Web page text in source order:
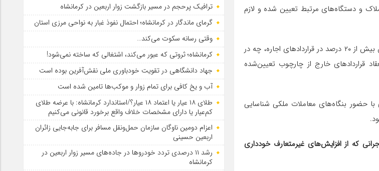
و دستگاه‌های مرتبط تعیین شده و لازم
مدیرکل راه و شهرسازی استان کرمانشاه با تأکید بر لزوم رعایت این مصوبه گفت: افزایش بیش از ۲۰ درصد در قراردادهای اجاره، چه در
قراردادهای خارج از چارچوب تعیین‌شده
حضور بنگاه‌های معاملات ملکی شناسایی
که از افزایش‌های غیرمتعارف خودداری
ترافیک پرحجم در مسیر بازگشت زوار اربعین در کرمانشاه
گرمای ماندگار در کرمانشاه؛ احتمال نفوذ غبار به نواحی مرزی استان
وقتی رسانه سکوت می‌کند…
کرمانشاه؛ ثروتی که عبور می‌کند، اشتغالی که ساخته نمی‌شود!
جهاد دانشگاهی در تقویت خودباوری ملی نقش‌آفرین بوده است
آب و یخ کافی برای تمام زوار و موکب‌ها تامین شده است
طلای ۱۸ عیار یا اعتماد ۱۸ عیار؟/استاندارد کرمانشاه: با عرضه طلای
کم‌عیار یا دارای مشخصات خلاف واقع برخورد قانونی می‌کنیم
اعزام دومین ناوگان سازمان حمل‌ونقل مسافر برای جابه‌جایی زائران
اربعین حسینی
رشد ۱۱ درصدی تردد خودروها در جاده‌های مسیر زوار اربعین در
کرمانشاه